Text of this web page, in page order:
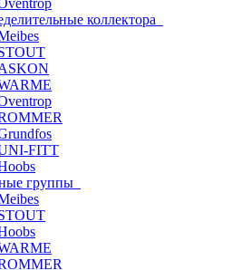
коллектора
FITT
группы